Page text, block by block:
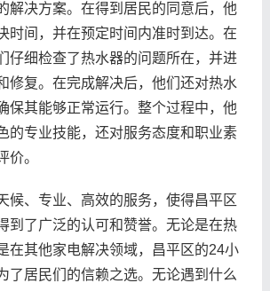
解决方案。在得到居民的同意后，他
时间，并在预定时间内准时到达。在
仔细检查了热水器的问题所在，并进
修复。在完成解决后，他们还对热水
保其能够正常运行。整个过程中，他
的专业技能，还对服务态度和职业素
价。
、专业、高效的服务，使得昌平区
到了广泛的认可和赞誉。无论是在热
在其他家电解决领域，昌平区的24小
了居民们的信赖之选。无论遇到什么